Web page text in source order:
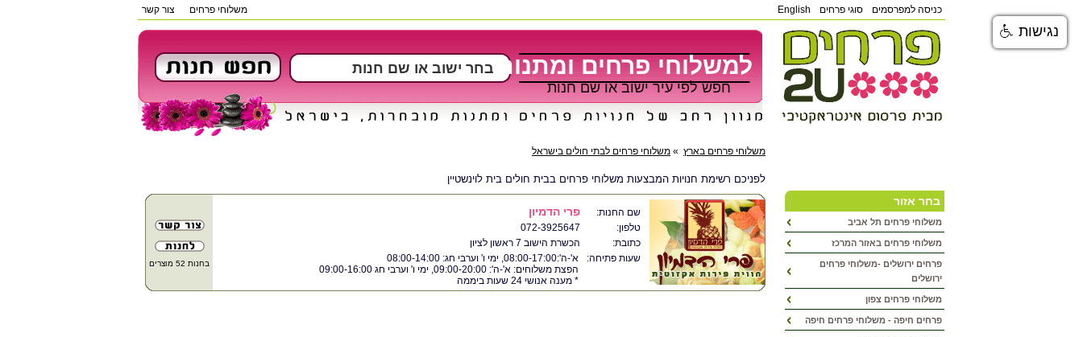
צור קשר משלוחי פרחים כניסה למפרסמים סוגי פרחים English
למשלוחי פרחים ומתנות
חפש לפי עיר ישוב או שם חנות
משלוחי פרחים בארץ » משלוחי פרחים לבתי חולים בישראל
לפניכם רשימת חנויות המבצעות משלוחי פרחים בבית חולים בית לוינשטיין
בחנות 52 מוצרים
פרי הדמיון
שם החנות:
072-3925647
טלפון:
הכשרת הישוב 7 ראשון לציון
כתובת:
א'-ה':08:00-17:00, ימי ו' וערבי חג: 08:00-14:00
הפצת משלוחים: א'-ה': 09:00-20:00, ימי ו' וערבי חג 09:00-16:00
* מענה אנושי 24 שעות ביממה
שעות פתיחה:
בחר אזור
משלוחי פרחים תל אביב
משלוחי פרחים באזור המרכז
פרחים ירושלים -משלוחי פרחים
ירושלים
משלוחי פרחים צפון
פרחים חיפה - משלוחי פרחים חיפה
נגישות